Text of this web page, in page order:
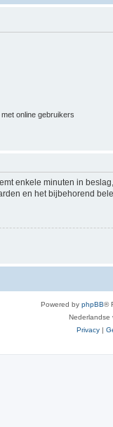
online gebruikers
enkele minuten in
en het bijbehorend
Powered by phpBB®
Nederlandse
Privacy |